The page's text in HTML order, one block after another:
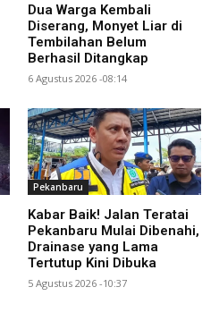
Dua Warga Kembali
Diserang, Monyet Liar di
Tembilahan Belum
Berhasil Ditangkap
6 Agustus 2026 -08:14
Pekanbaru
Kabar Baik! Jalan Teratai
Pekanbaru Mulai Dibenahi,
Drainase yang Lama
Tertutup Kini Dibuka
5 Agustus 2026 -10:37